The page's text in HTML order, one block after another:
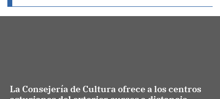
La Consejería de Cultura ofrece a los centros